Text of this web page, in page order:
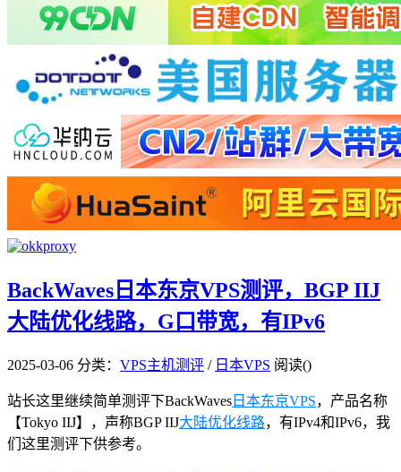
BackWaves日本东京VPS测评，BGP IIJ
大陆优化线路，G口带宽，有IPv6
2025-03-06 分类： VPS主机测评 / 日本VPS 阅读()
站长这里继续简单测评下BackWaves 日本东京VPS，产品名称
【Tokyo IIJ】，声称BGP IIJ大陆优化线路，有IPv4和IPv6，我
们这里测评下供参考。